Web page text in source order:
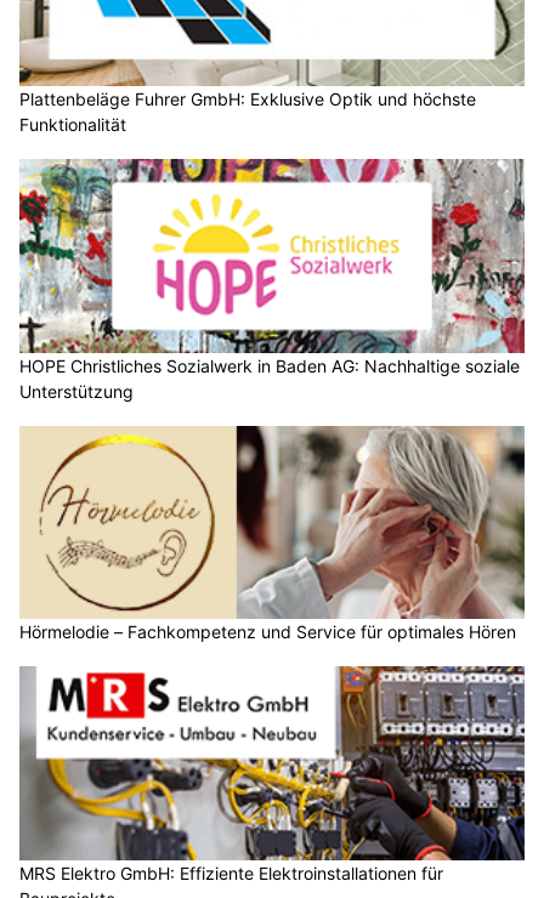
Plattenbeläge Fuhrer GmbH: Exklusive Optik und höchste
Funktionalität
HOPE Christliches Sozialwerk in Baden AG: Nachhaltige soziale
Unterstützung
Hörmelodie – Fachkompetenz und Service für optimales Hören
MRS Elektro GmbH: Effiziente Elektroinstallationen für